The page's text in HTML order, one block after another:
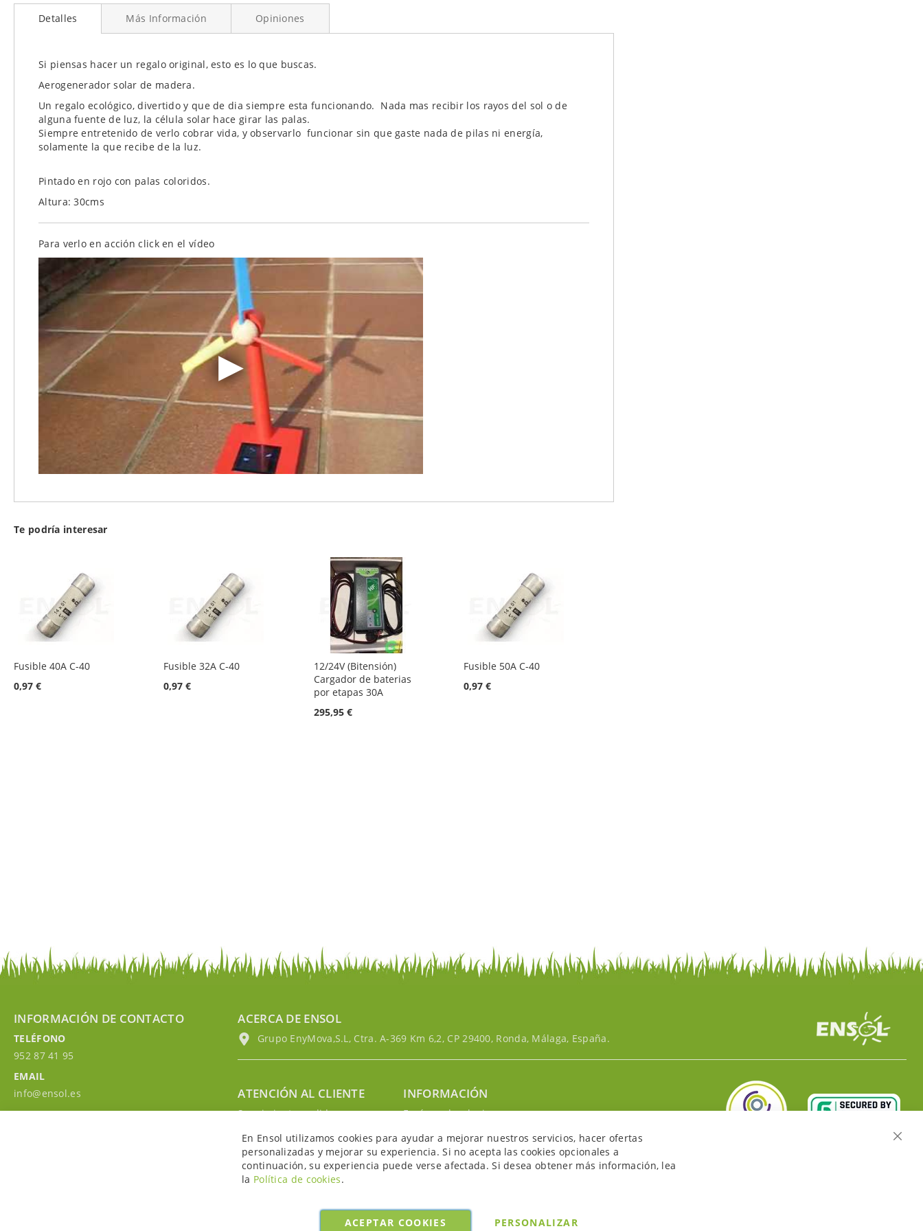
al
comienzo
galería
imágenes
Detalles
Si piensas hacer un regalo original, esto es lo que buscas.
Aerogenerador solar de madera.
Un regalo ecológico, divertido y que de dia siempre esta funcionando. Nada mas recibir los rayos del sol o de
alguna fuente de luz, la célula solar hace girar las palas.
Siempre entretenido de verlo cobrar vida, y observarlo funcionar sin que gaste nada de pilas ni energía,
solamente la que recibe de la luz.
Pintado en rojo con palas coloridos.
Altura: 30cms
Para verlo en acción click en el vídeo
Más Información Opiniones
Te podría interesar
Fusible 40A C-40
0,97 €
Fusible 32A C-40
0,97 €
12/24V (Bitensión)
Cargador de baterias
por etapas 30A
295,95 €
Fusible 50A C-40
0,97 €
INFORMACIÓN DE CONTACTO
TELÉFONO
952 87 41 95
EMAIL
info@ensol.es
HORARIO
ACERCA DE ENSOL
Grupo EnyMova,S.L, Ctra. A-369 Km 6,2, CP 29400, Ronda, Málaga, España.
ATENCIÓN AL CLIENTE
Seguimiento pedidos
Accede a tu cuenta
INFORMACIÓN
Envíos y devoluciones
Política de cookies
Aviso legal y condiciones
En Ensol utilizamos cookies para ayudar a mejorar nuestros servicios, hacer ofertas
personalizadas y mejorar su experiencia. Si no acepta las cookies opcionales a
continuación, su experiencia puede verse afectada. Si desea obtener más información, lea
la Política de cookies.
ACEPTAR COOKIES PERSONALIZAR